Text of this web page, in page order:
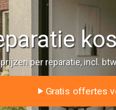
per reparatie, incl.
Gratis offertes